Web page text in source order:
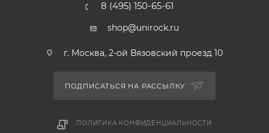
8 (495) 150-65-61
shop@unirock.ru
г. Москва, 2-ой Вязовский проезд 10
ПОДПИСАТЬСЯ НА РАССЫЛКУ
ПОЛИТИКА КОНФИДЕНЦИАЛЬНОСТИ